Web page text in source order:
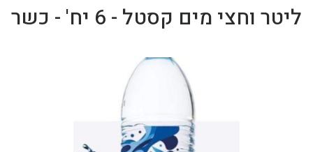
ליטר וחצי מים קסטל - 6 יח' - כשר